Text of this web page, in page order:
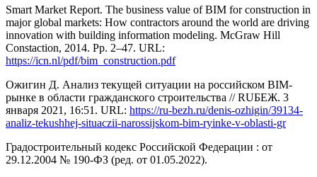
Smart Market Report. The business value of BIM for construction in
major global markets: How contractors around the world are driving
innovation with building information modeling. McGraw Hill
Constaction, 2014. Pр. 2–47. URL:
https://icn.nl/pdf/bim_construction.pdf
Ожигин Д. Анализ текущей ситуации на российском BIM-
рынке в области гражданского строительства // RUБЕЖ. 3
января 2021, 16:51. URL: https://ru-bezh.ru/denis-ozhigin/39134-
analiz-tekushhej-situaczii-narossijskom-bim-ryinke-v-oblasti-gr
Градостроительный кодекс Российской Федерации : от
29.12.2004 № 190-ФЗ (ред. от 01.05.2022).